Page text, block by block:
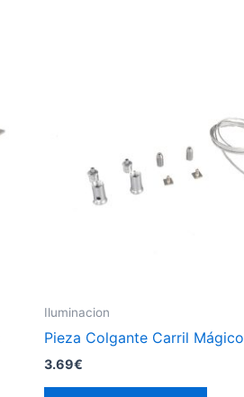
Iluminacion
Pieza Colgante Carril Mágico
3.69€